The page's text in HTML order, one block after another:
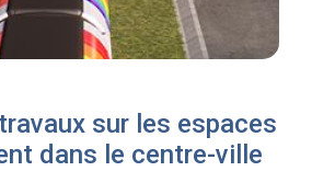
sur les espaces
dans le centre-ville